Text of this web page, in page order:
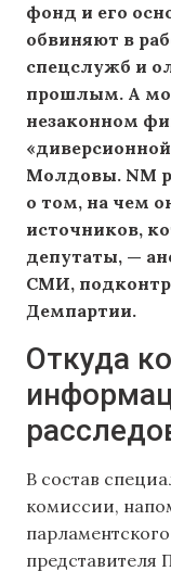
фонд и его
обвиняют в
спецслужб и
прошлым. А
незаконном
Молдовы. NM
о том, на чем
источников,
депутаты, —
СМИ,
Демпартии.
Откуда
В состав
комиссии,
представителя